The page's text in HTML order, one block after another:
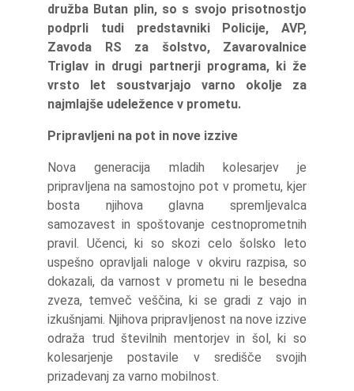
družba Butan plin, so s svojo prisotnostjo
podprli tudi predstavniki Policije, AVP,
Zavoda RS za šolstvo, Zavarovalnice
Triglav in drugi partnerji programa, ki že
vrsto let soustvarjajo varno okolje za
najmlajše udeležence v prometu.
Pripravljeni na pot in nove izzive
Nova generacija mladih kolesarjev je
pripravljena na samostojno pot v prometu, kjer
bosta njihova glavna spremljevalca
samozavest in spoštovanje cestnoprometnih
pravil. Učenci, ki so skozi celo šolsko leto
uspešno opravljali naloge v okviru razpisa, so
dokazali, da varnost v prometu ni le besedna
zveza, temveč veščina, ki se gradi z vajo in
izkušnjami. Njihova pripravljenost na nove izzive
odraža trud številnih mentorjev in šol, ki so
kolesarjenje postavile v središče svojih
prizadevanj za varno mobilnost.